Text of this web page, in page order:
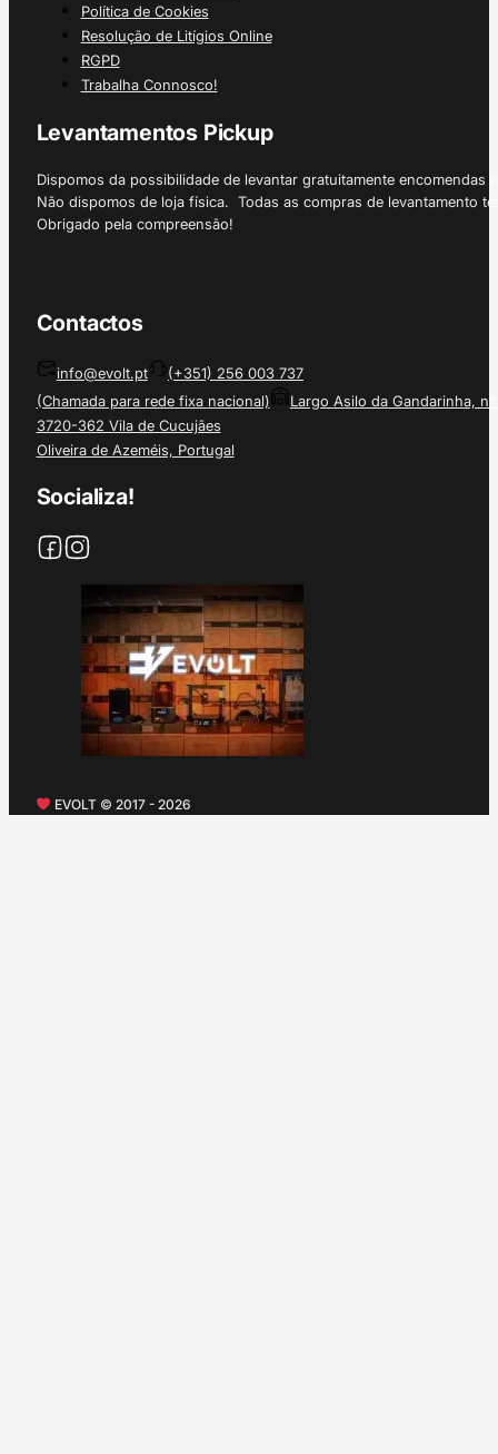
Política de Cookies
Resolução de Litígios Online
RGPD
Trabalha Connosco!
Levantamentos Pickup
Dispomos da possibilidade de levantar gratuitamente
Não dispomos de loja física. Todas as compras de levantamento
Obrigado pela compreensão!
Contactos
info@evolt.pt
(+351) 256 003 737
(Chamada para rede fixa nacional)
Largo Asilo da Gandarinha, nº
3720-362 Vila de Cucujães
Oliveira de Azeméis, Portugal
Socializa!
EVOLT © 2017 - 2026